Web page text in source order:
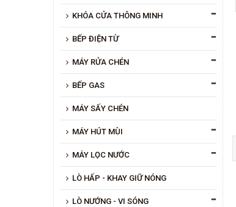
KHÓA CỬA THÔNG MINH
BẾP ĐIỆN TỪ
MÁY RỬA CHÉN
BẾP GAS
MÁY SẤY CHÉN
MÁY HÚT MÙI
MÁY LỌC NƯỚC
LÒ HẤP - KHAY GIỮ NÓNG
LÒ NƯỚNG - VI SÓNG